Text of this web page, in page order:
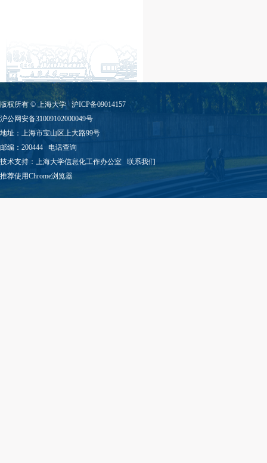
版权所有 ©上海大学
沪ICP备09014157
沪公网安备31009102000049号
地址：上海市宝山区上大路99号
邮编：200444 电话查询
技术支持： 上海大学信息化工作办公室 联系我们
推荐使用Chrome浏览器